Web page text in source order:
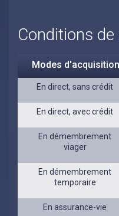
Conditions
Modes
En direct, sans crédit
En direct, avec crédit
En démembrement
viager
En démembrement
temporaire
En assurance-vie